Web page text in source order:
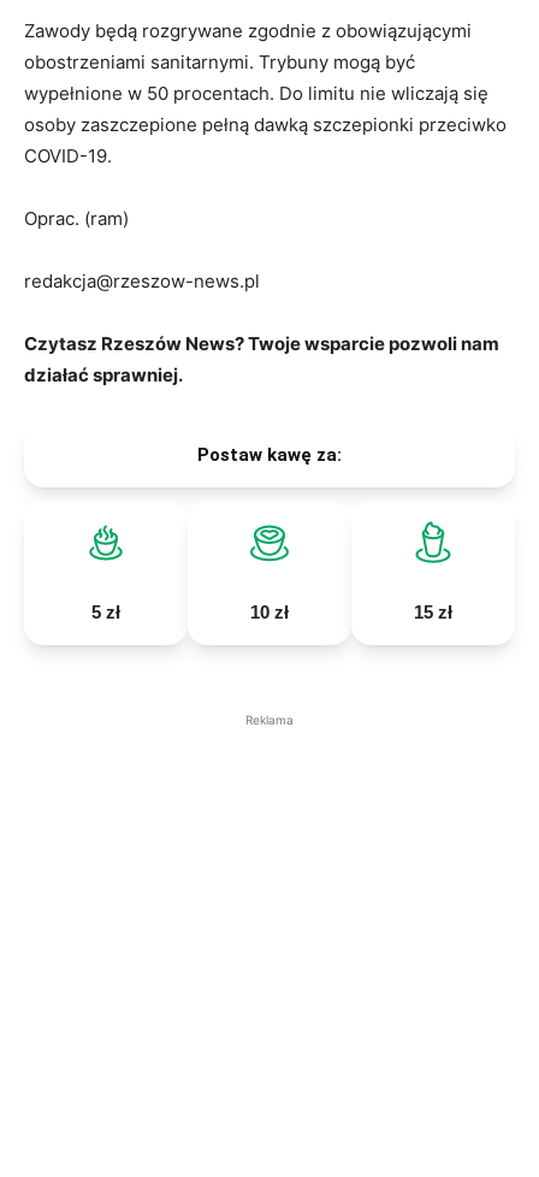
Zawody będą rozgrywane zgodnie z obowiązującymi
obostrzeniami sanitarnymi. Trybuny mogą być
wypełnione w 50 procentach. Do limitu nie wliczają się
osoby zaszczepione pełną dawką szczepionki przeciwko
COVID-19.
Oprac. (ram)
redakcja@rzeszow-news.pl
Czytasz Rzeszów News? Twoje wsparcie pozwoli nam
działać sprawniej.
Postaw kawę za:
5 zł 10 zł 15 zł
Reklama